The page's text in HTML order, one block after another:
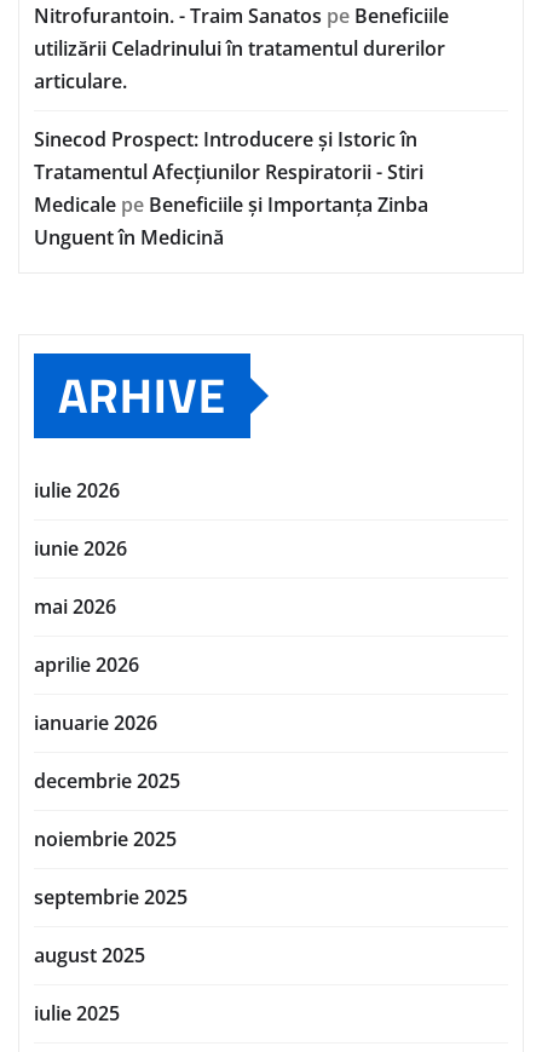
Nitrofurantoin. - Traim Sanatos pe Beneficiile
utilizării Celadrinului în tratamentul durerilor
articulare.
Sinecod Prospect: Introducere și Istoric în
Tratamentul Afecțiunilor Respiratorii - Stiri
Medicale pe Beneficiile și Importanța Zinba
Unguent în Medicină
ARHIVE
iulie 2026
iunie 2026
mai 2026
aprilie 2026
ianuarie 2026
decembrie 2025
noiembrie 2025
septembrie 2025
august 2025
iulie 2025